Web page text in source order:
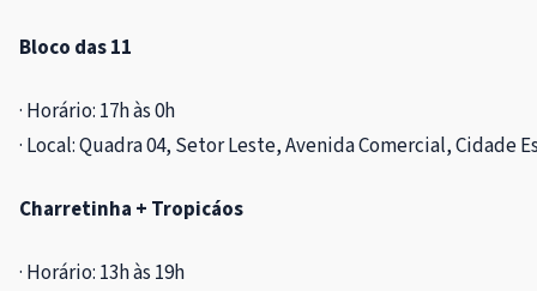
Bloco das 11
· Horário: 17h às 0h
· Local: Quadra 04, Setor Leste, Avenida Comercial,
Charretinha + Tropicáos
· Horário: 13h às 19h